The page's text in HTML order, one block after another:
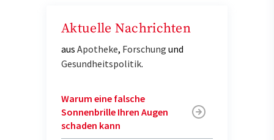
Aktuelle Nachrichten
aus Apotheke, Forschung und
Gesundheitspolitik.
Warum eine falsche
Sonnenbrille Ihren Augen
schaden kann